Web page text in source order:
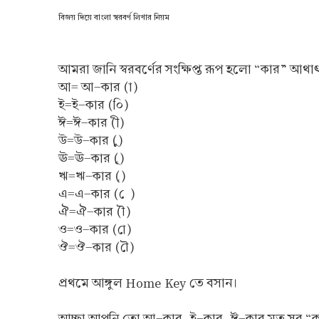
বিজয় দিয়ে বাংলা স্বরবর্ণ লিখার নিয়ম
আমরা জানি স্বরবর্ণের সংক্ষিপ্ত রূপ হলো “কার”
আ= আ-কার (া)
ই=ই-কার (০ি)
ঈ=ঈ-কার (ী)
উ=উ-কার (ু)
ঊ=ঊ-কার (ূ)
ঋ=ঋ-কার (ৃ)
এ=এ-কার ( ে )
ঐ=ঐ-কার (ৗ)
ও=ও-কার (ো)
ঔ=ঔ-কার (ৌ)
প্রথমে আঙ্গুল Home Key তে বসান।